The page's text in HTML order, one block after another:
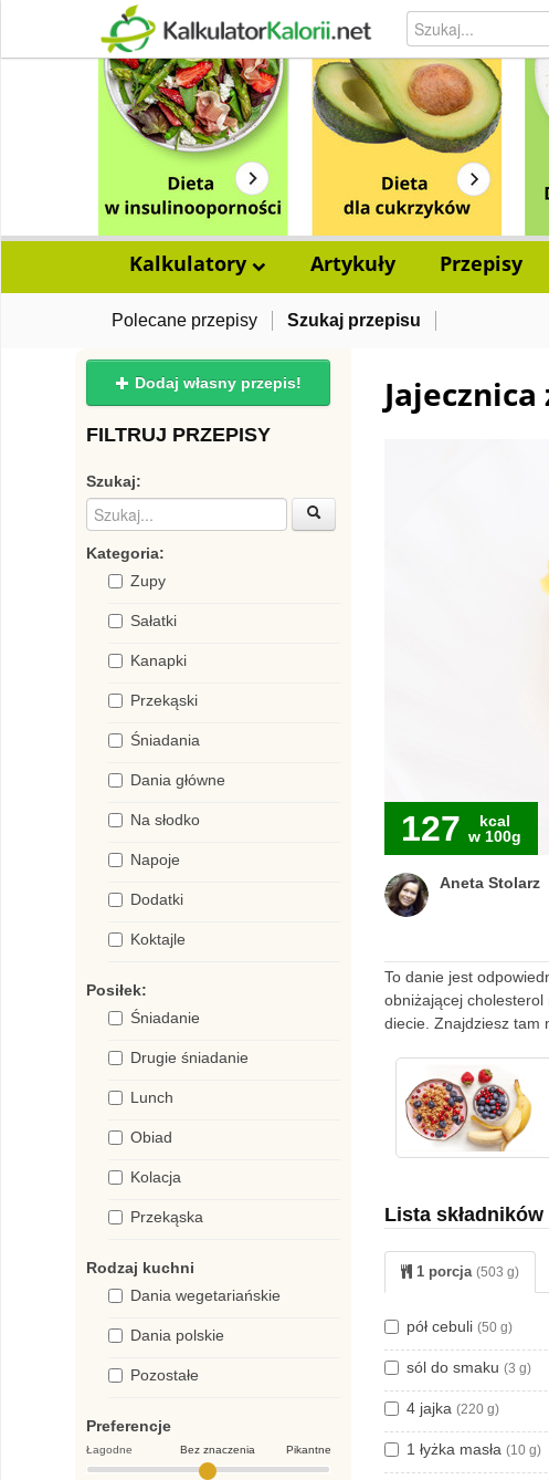
Kalkulatory Artykuły Przepisy
Polecane przepisy Szukaj przepisu
Dodaj własny przepis!
FILTRUJ PRZEPISY
Szukaj:
Kategoria:
Zupy
Sałatki
Kanapki
Przekąski
Śniadania
Dania główne
Na słodko
Napoje
Dodatki
Koktajle
Posiłek:
Śniadanie
Drugie śniadanie
Lunch
Obiad
Kolacja
Przekąska
Rodzaj kuchni
Dania wegetariańskie
Dania polskie
Pozostałe
Preferencje
Łagodne Pikantne
Bez znaczenia
127
kcal
w 100g
Aneta Stolarz
To danie jest
obniżającej
diecie. Znajdziesz tam
Lista składników
1 porcja (503 g)
pół cebuli (50 g)
sól do smaku (3 g)
4 jajka (220 g)
1 łyżka masła (10 g)